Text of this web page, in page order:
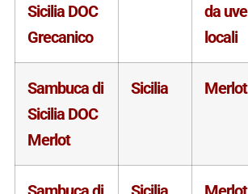
Sicilia DOC
Grecanico
da uve
locali
Sambuca di
Sicilia DOC
Merlot
Sicilia Merlot